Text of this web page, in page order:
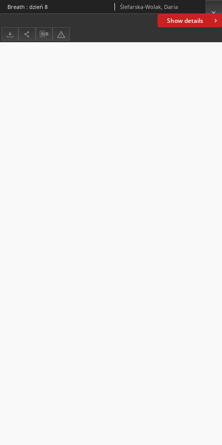
Show details
Breath : dzień 8 Ślefarska-Wolak, Daria